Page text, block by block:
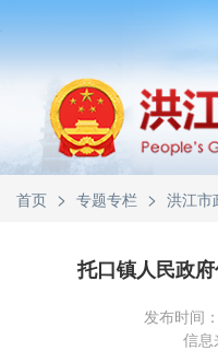
首页 > 专题专栏 > 洪江市
托口镇人民政
发布时间
信息